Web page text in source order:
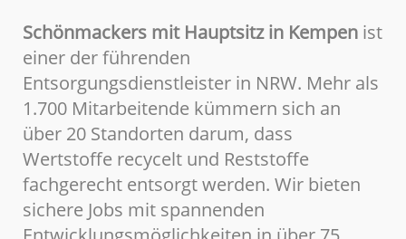
Schönmackers mit Hauptsitz in Kempen ist
einer der führenden
Entsorgungsdienstleister in NRW. Mehr als
1.700 Mitarbeitende kümmern sich an
über 20 Standorten darum, dass
Wertstoffe recycelt und Reststoffe
fachgerecht entsorgt werden. Wir bieten
sichere Jobs mit spannenden